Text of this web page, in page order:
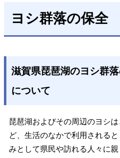
ヨシ群落の保全
滋賀県琵琶湖のヨシ群
について
琵琶湖およびその周辺のヨシ
ど、生活のなかで利用される
みとして県民や訪れる人々に